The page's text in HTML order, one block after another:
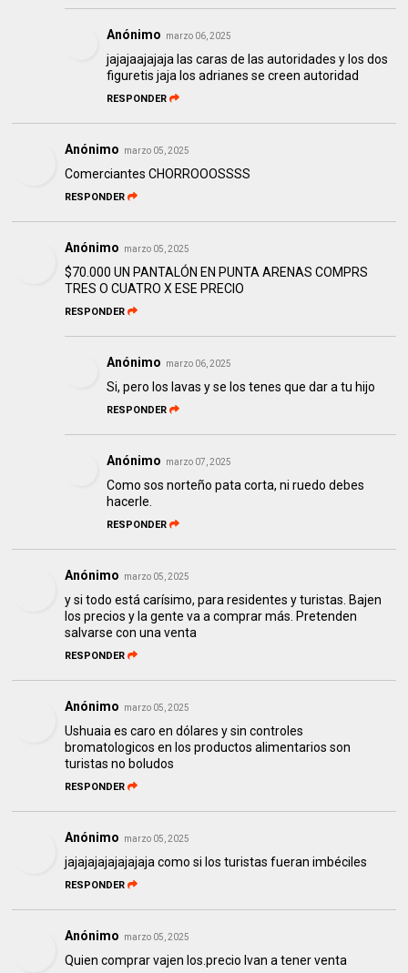
Anónimo marzo 06, 2025
jajajaajajaja las caras de las autoridades y los dos
figuretis jaja los adrianes se creen autoridad
RESPONDER
Anónimo marzo 05, 2025
Comerciantes CHORROOOSSSS
RESPONDER
Anónimo marzo 05, 2025
$70.000 UN PANTALÓN EN PUNTA ARENAS COMPRS
TRES O CUATRO X ESE PRECIO
RESPONDER
Anónimo marzo 06, 2025
Si, pero los lavas y se los tenes que dar a tu hijo
RESPONDER
Anónimo marzo 07, 2025
Como sos norteño pata corta, ni ruedo debes
hacerle.
RESPONDER
Anónimo marzo 05, 2025
y si todo está carísimo, para residentes y turistas. Bajen
los precios y la gente va a comprar más. Pretenden
salvarse con una venta
RESPONDER
Anónimo marzo 05, 2025
Ushuaia es caro en dólares y sin controles
bromatologicos en los productos alimentarios son
turistas no boludos
RESPONDER
Anónimo marzo 05, 2025
jajajajajajajajaja como si los turistas fueran imbéciles
RESPONDER
Anónimo marzo 05, 2025
Quien comprar vajen los.precio Ivan a tener venta